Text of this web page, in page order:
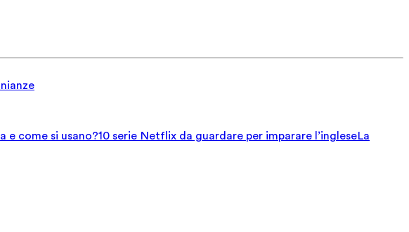
e come si usano?10 serie Netflix da guardare per imparare l’ingleseLa